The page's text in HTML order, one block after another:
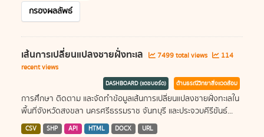
กรองผลลัพธ์
เส้นการเปลี่ยนแปลงชายฝั่งทะเล 7499 total views
114
recent views
DASHBOARD (แดชบอร์ด) ด้านธรณีวิทยาสิ่งแวดล้อม
การศึกษา ติดตาม และจัดทำข้อมูลเส้นการเปลี่ยนแปลงชายฝั่งทะเลใน
พื้นที่จังหวัดสงขลา นครศรีธรรมราช จันทบุรี และประจวบคีรีขันธ์...
CSV SHP API HTML DOCX URL